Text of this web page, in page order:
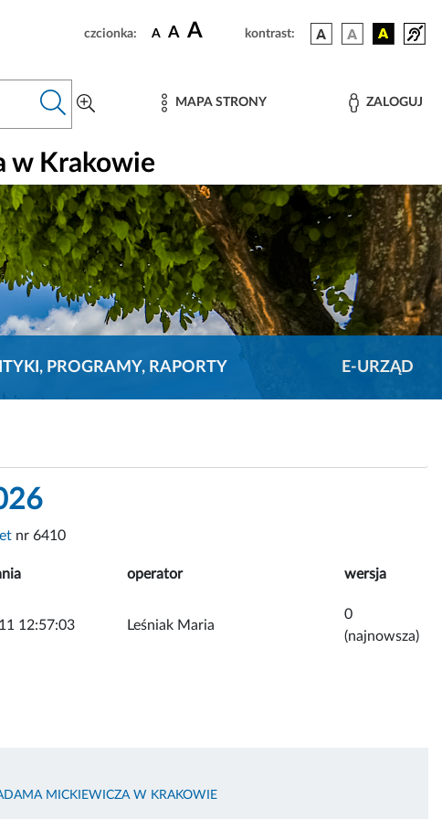
czcionka: A A A kontrast:
MAPA STRONY ZALOGUJ
w Krakowie
PROGRAMY, RAPORTY E-URZĄD
nr 6410
operator wersja
12:57:03 Leśniak Maria
0
(najnowsza)
MICKIEWICZA W KRAKOWIE